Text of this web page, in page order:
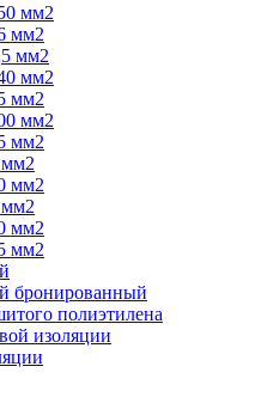
мм2
мм2
мм2
мм2
мм2
мм2
мм2
мм2
мм2
мм2
бронированный
полиэтилена
изоляции